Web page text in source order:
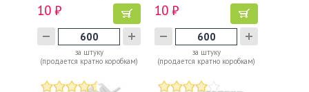
10 ₽
за штуку
(продается кратно коробкам)
10 ₽
за штуку
(продается кратно коробкам)